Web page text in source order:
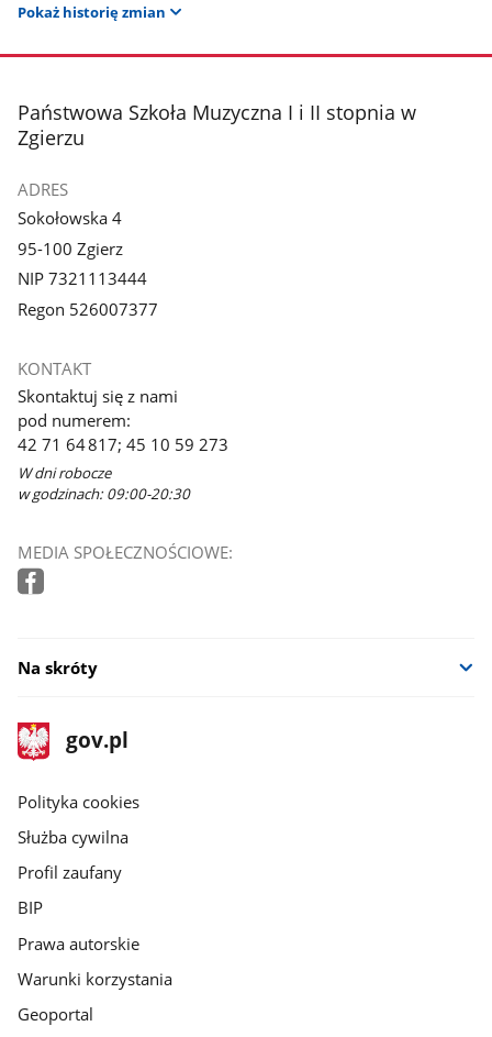
Pokaż historię zmian
stopka
Państwowa Szkoła Muzyczna I i II stopnia w
Zgierzu
ADRES
Sokołowska 4
95-100 Zgierz
NIP 7321113444
Regon 526007377
KONTAKT
Skontaktuj się z nami
pod numerem:
42 71 64 817; 45 10 59 273
W dni robocze
w godzinach: 09:00-20:30
MEDIA SPOŁECZNOŚCIOWE:
Na skróty
stopka
gov.pl
Strona
gov.pl
gov.pl
Polityka cookies
Służba cywilna
Profil zaufany
BIP
Prawa autorskie
Warunki korzystania
Geoportal